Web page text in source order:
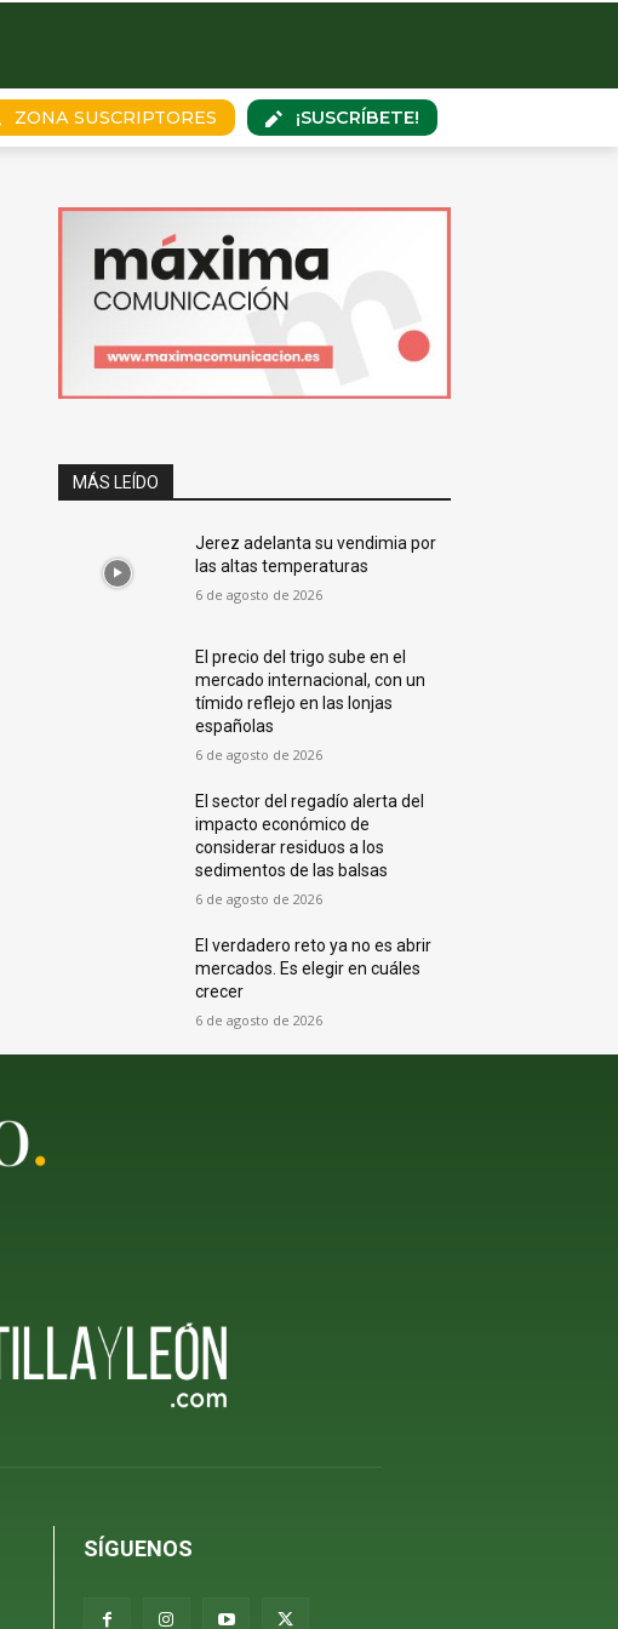
ZONA SUSCRIPTORES ¡SUSCRÍBETE!
MÁS LEÍDO
Jerez adelanta su vendimia por
las altas temperaturas
6 de agosto de 2026
El precio del trigo sube en el
mercado internacional, con un
tímido reflejo en las lonjas
españolas
6 de agosto de 2026
El sector del regadío alerta del
impacto económico de
considerar residuos a los
sedimentos de las balsas
6 de agosto de 2026
El verdadero reto ya no es abrir
mercados. Es elegir en cuáles
crecer
6 de agosto de 2026
SÍGUENOS